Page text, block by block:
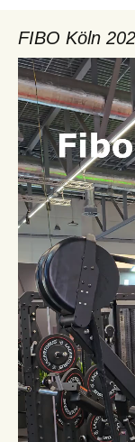
FIBO Köln
Video-
Player